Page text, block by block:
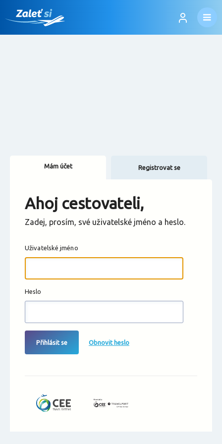
Změnit měnu
Mám účet Registrovat se
Ahoj cestovateli,
Zadej, prosím, své uživatelské jméno a heslo.
Uživatelské jméno
Heslo
Přihlásit se Obnovit heslo